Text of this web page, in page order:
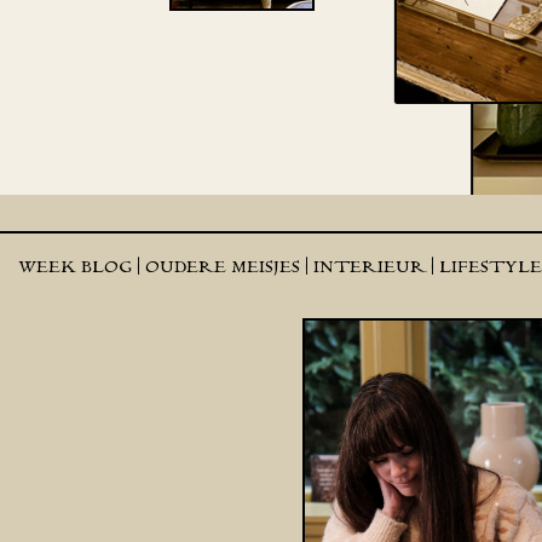
WEEK BLOG | OUDERE MEISJES | INTERIEUR | LIFESTYLE